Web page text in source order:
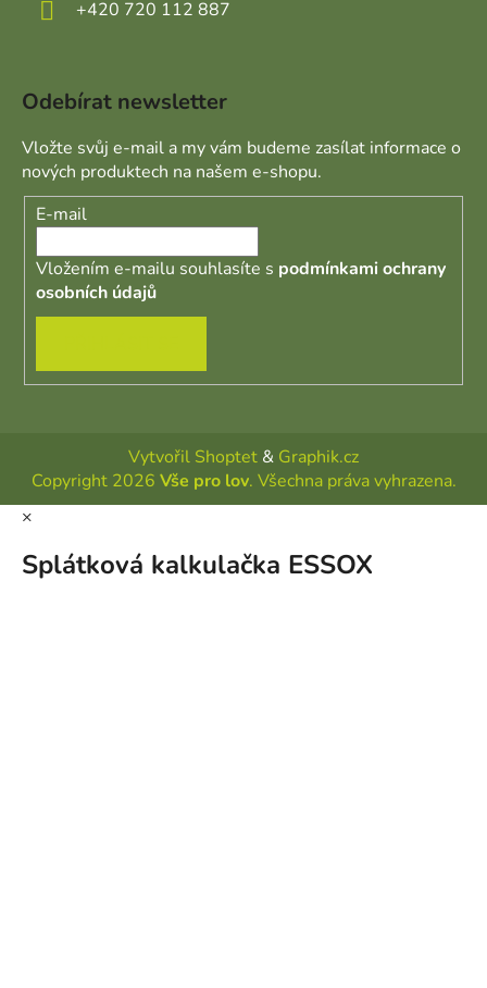
+420 720 112 887
Odebírat newsletter
Vložte svůj e-mail a my vám budeme zasílat informace o
nových produktech na našem e-shopu.
E-mail
Vložením e-mailu souhlasíte s podmínkami ochrany
osobních údajů
Vytvořil Shoptet & Graphik.cz
Copyright 2026 Vše pro lov. Všechna práva vyhrazena.
×
Splátková kalkulačka ESSOX